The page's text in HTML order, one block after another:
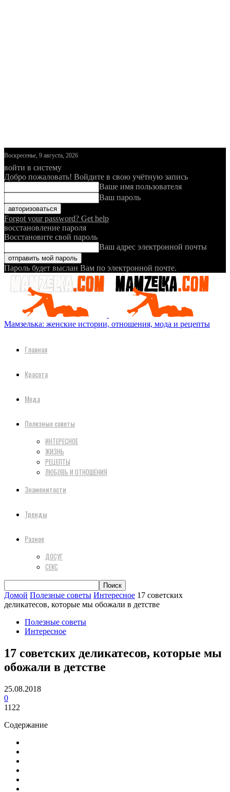
Воскресенье, 9 августа, 2026
войти в систему
Добро пожаловать! Войдите в свою учётную запись
Ваше имя пользователя
Ваш пароль
Forgot your password? Get help
восстановление пароля
Восстановите свой пароль
Ваш адрес электронной почты
Пароль будет выслан Вам по электронной почте.
Мамзелька: женские истории, отношения, мода и рецепты
Главная
Красота
Мода
Полезные советы
ИНТЕРЕСНОЕ
ЖИЗНЬ
РЕЦЕПТЫ
ЛЮБОВЬ И ОТНОШЕНИЯ
Знаменитости
Тренды
Разное
ДОСУГ
СЕКС
Домой Полезные советы Интересное 17 советских
деликатесов, которые мы обожали в детстве
Полезные советы
Интересное
17 советских деликатесов, которые мы
обожали в детстве
25.08.2018
0
1122
Содержание